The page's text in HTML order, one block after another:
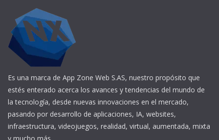
Es una marca de App Zone Web S.AS, nuestro propósito que
estés enterado acerca los avances y tendencias del mundo de
la tecnología, desde nuevas innovaciones en el mercado,
pasando por desarrollo de aplicaciones, IA, websites,
infraestructura, videojuegos, realidad, virtual, aumentada, mixta